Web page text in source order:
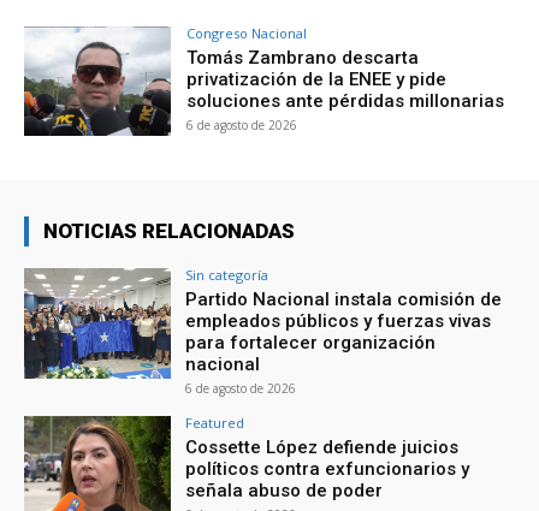
Congreso Nacional
Tomás Zambrano descarta
privatización de la ENEE y pide
soluciones ante pérdidas millonarias
6 de agosto de 2026
NOTICIAS RELACIONADAS
Sin categoría
Partido Nacional instala comisión de
empleados públicos y fuerzas vivas
para fortalecer organización
nacional
6 de agosto de 2026
Featured
Cossette López defiende juicios
políticos contra exfuncionarios y
señala abuso de poder